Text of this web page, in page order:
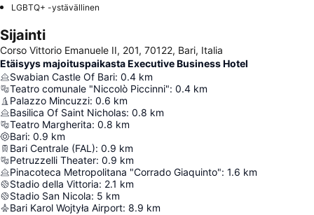
LGBTQ+ -ystävällinen
Sijainti
Corso Vittorio Emanuele II, 201, 70122, Bari, Italia
Etäisyys majoituspaikasta Executive Business Hotel
Swabian Castle Of Bari: 0.4 km
Teatro comunale "Niccolò Piccinni": 0.4 km
Palazzo Mincuzzi: 0.6 km
Basilica Of Saint Nicholas: 0.8 km
Teatro Margherita: 0.8 km
Bari: 0.9 km
Bari Centrale (FAL): 0.9 km
Petruzzelli Theater: 0.9 km
Pinacoteca Metropolitana "Corrado Giaquinto": 1.6 km
Stadio della Vittoria: 2.1 km
Stadio San Nicola: 5 km
Bari Karol Wojtyła Airport: 8.9 km